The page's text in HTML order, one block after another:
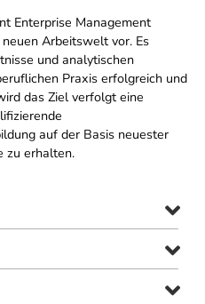
Enterprise Management
Arbeitswelt vor. Es
und analytischen
Praxis erfolgreich und
das Ziel verfolgt eine
auf der Basis neuester
zu erhalten.